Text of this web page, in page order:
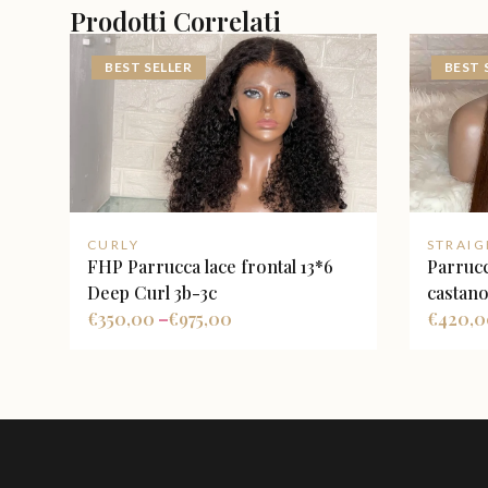
Prodotti Correlati
BEST SELLER
CURLY
FHP Parrucca lace frontal 13*6
Deep Curl 3b-3c
350,00
€ – 975,00
€
BEST
con
€